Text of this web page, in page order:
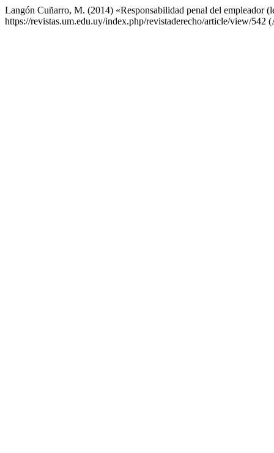
Langón Cuñarro, M. (2014) «Responsabilidad penal del empleador
https://revistas.um.edu.uy/index.php/revistaderecho/article/view/542